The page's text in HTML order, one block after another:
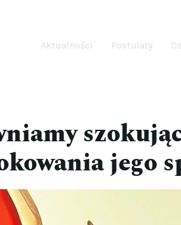
Aktualności Postulaty
jego